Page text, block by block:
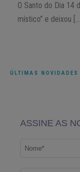
O Santo do Dia 14
místico” e deixou […]
ÚLTIMAS NOVIDADES